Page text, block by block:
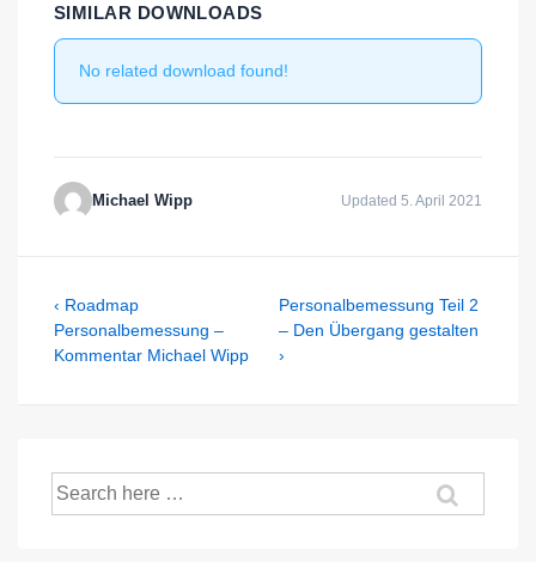
SIMILAR DOWNLOADS
No related download found!
Michael Wipp Updated 5. April 2021
Beitragsnavigation
Previous
Post
is
‹ Roadmap
Personalbemessung –
Kommentar Michael Wipp
Next
Post
is
Personalbemessung Teil 2
– Den Übergang gestalten
›
Suche
nach: